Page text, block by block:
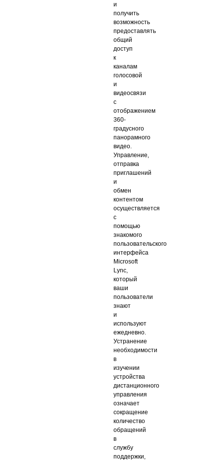
и
получить
возможность
предоставлять
общий
доступ
к
каналам
голосовой
и
видеосвязи
с
отображением
360-
градусного
панорамного
видео.
Управление,
отправка
приглашений
и
обмен
контентом
осуществляется
с
помощью
знакомого
пользовательского
интерфейса
Microsoft
Lync,
который
ваши
пользователи
знают
и
используют
ежедневно.
Устранение
необходимости
в
изучении
устройства
дистанционного
управления
означает
сокращение
количество
обращений
в
службу
поддержки,